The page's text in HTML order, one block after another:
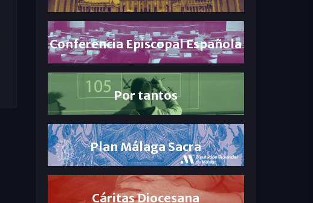
Conferencia Episcopal Española
Por tantos
Plan Málaga Sacra
Cáritas Diocesana